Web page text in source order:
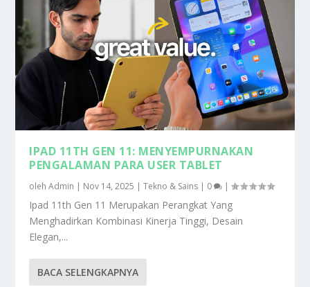
IPAD 11TH GEN 11: MENYEMPURNAKAN
PENGALAMAN PARA USER TABLET
olehAdmin | Nov 14, 2025 |Tekno & Sains | 0 |
Ipad 11th Gen 11 Merupakan Perangkat Yang
Menghadirkan Kombinasi Kinerja Tinggi, Desain
Elegan,...
BACA SELENGKAPNYA